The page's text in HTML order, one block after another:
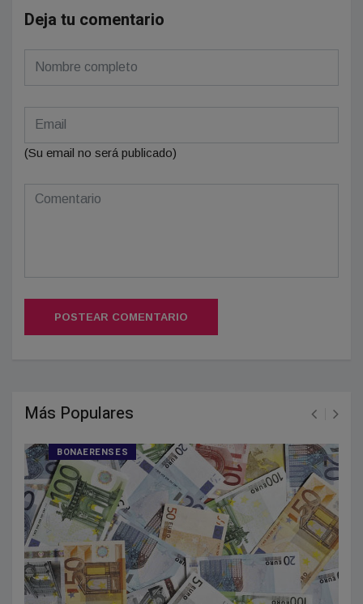
Deja tu comentario
(Su email no será publicado)
POSTEAR COMENTARIO
Más Populares
BONAERENSES